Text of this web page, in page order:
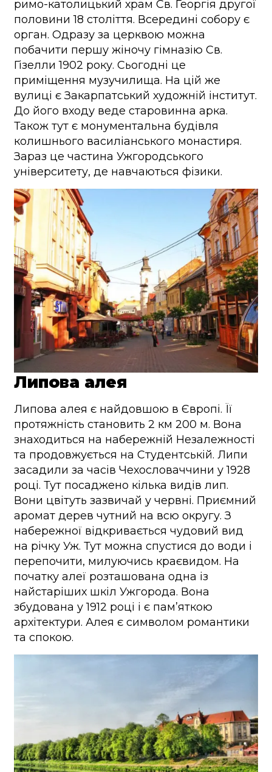
римо-католицький храм Св. Георгія другої
половини 18 століття. Всередині собору є
орган. Одразу за церквою можна
побачити першу жіночу гімназію Св.
Гізелли 1902 року. Сьогодні це
приміщення музучилища. На цій же
вулиці є Закарпатський художній інститут.
До його входу веде старовинна арка.
Також тут є монументальна будівля
колишнього василіанського монастиря.
Зараз це частина Ужгородського
університету, де навчаються фізики.
Липова алея
Липова алея є найдовшою в Європі. Її
протяжність становить 2 км 200 м. Вона
знаходиться на набережній Незалежності
та продовжується на Студентській. Липи
засадили за часів Чехословаччини у 1928
році. Тут посаджено кілька видів лип.
Вони цвітуть зазвичай у червні. Приємний
аромат дерев чутний на всю округу. З
набережної відкривається чудовий вид
на річку Уж. Тут можна спустися до води і
перепочити, милуючись краєвидом. На
початку алеї розташована одна із
найстаріших шкіл Ужгорода. Вона
збудована у 1912 році і є пам’яткою
архітектури. Алея є символом романтики
та спокою.